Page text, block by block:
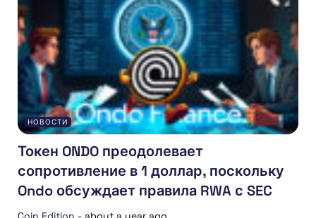
НОВОСТИ
Токен ONDO преодолевает
сопротивление в 1 доллар, поскольку
Ondo обсуждает правила RWA с SEC